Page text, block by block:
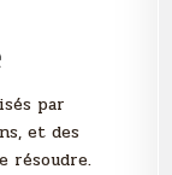
par
et des
résoudre.